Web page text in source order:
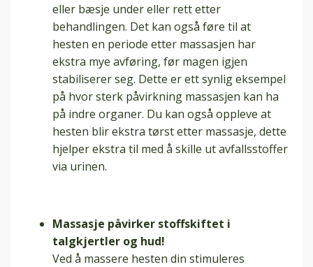
eller bæsje under eller rett etter
behandlingen. Det kan også føre til at
hesten en periode etter massasjen har
ekstra mye avføring, før magen igjen
stabiliserer seg. Dette er ett synlig eksempel
på hvor sterk påvirkning massasjen kan ha
på indre organer. Du kan også oppleve at
hesten blir ekstra tørst etter massasje, dette
hjelper ekstra til med å skille ut avfallsstoffer
via urinen.
Massasje påvirker stoffskiftet i
talgkjertler og hud!
Ved å massere hesten din stimuleres